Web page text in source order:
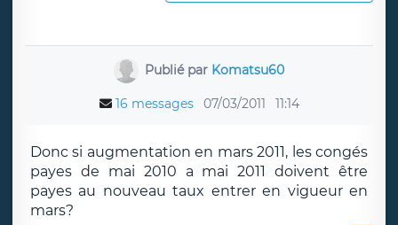
Publié par Komatsu60
16 messages 07/03/2011 11:14
Donc si augmentation en mars 2011, les congés
payes de mai 2010 a mai 2011 doivent être
payes au nouveau taux entrer en vigueur en
mars?